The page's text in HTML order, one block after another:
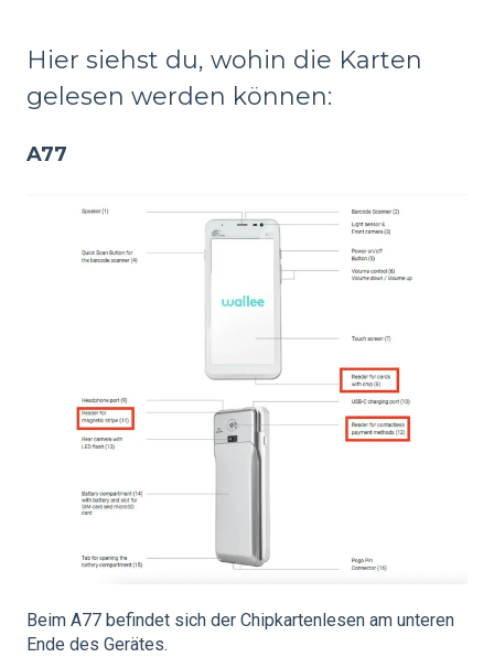
Hier siehst du, wohin die Karten
gelesen werden können:
A77
Beim A77 befindet sich der Chipkartenlesen am unteren
Ende des Gerätes.